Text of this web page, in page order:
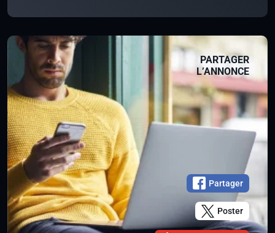
PARTAGER
L’ANNONCE
Partager
Poster